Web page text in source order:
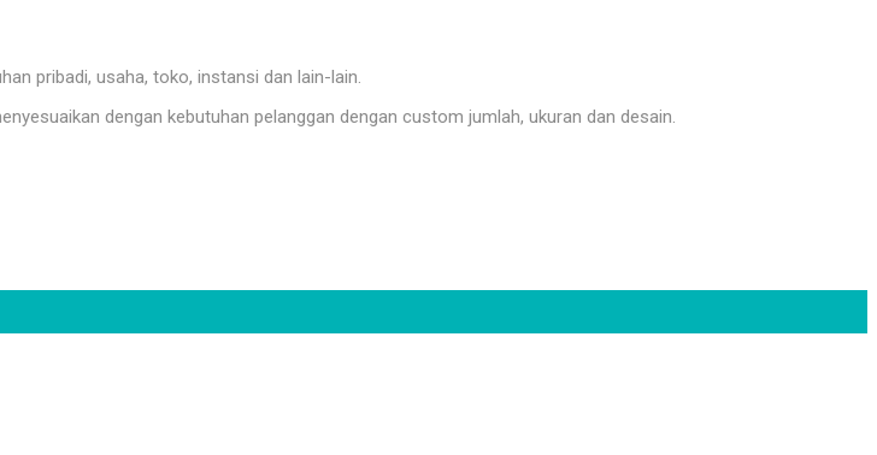
pribadi, usaha, toko, instansi dan lain-lain.
dengan kebutuhan pelanggan dengan custom jumlah, ukuran dan desain.